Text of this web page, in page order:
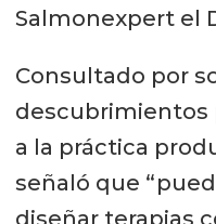
Salmonexpert el
Consultado por
descubrimientos
a la práctica
señaló que
diseñar terapias